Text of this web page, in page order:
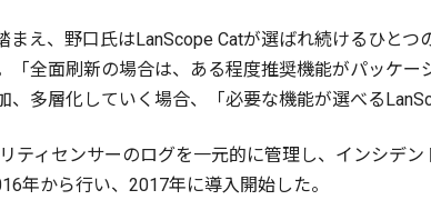
え、野口氏はLanScope Catが選ばれ続けるひと
「全面刷新の場合は、ある程度推奨機能がパッケ
多層化していく場合、「必要な機能が選べる
ティセンサーのログを一元的に管理し、インシデ
年から行い、2017年に導入開始した。